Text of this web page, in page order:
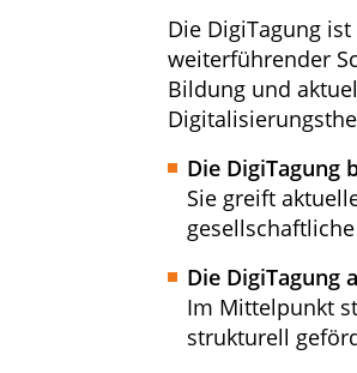
Die DigiTagung
weiterführender
Bildung und
Die DigiTagung
Sie greift
Die DigiTagung
Im Mittelpunkt
strukturell